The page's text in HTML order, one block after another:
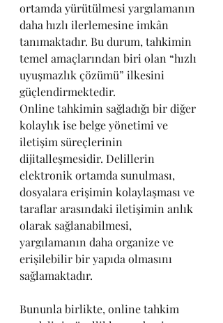
ortamda yürütülmesi yargılamanın
daha hızlı ilerlemesine imkân
tanımaktadır. Bu durum, tahkimin
temel amaçlarından biri olan “hızlı
uyuşmazlık çözümü” ilkesini
güçlendirmektedir.
Online tahkimin sağladığı bir diğer
kolaylık ise belge yönetimi ve
iletişim süreçlerinin
dijitalleşmesidir. Delillerin
elektronik ortamda sunulması,
dosyalara erişimin kolaylaşması ve
taraflar arasındaki iletişimin anlık
olarak sağlanabilmesi,
yargılamanın daha organize ve
erişilebilir bir yapıda olmasını
sağlamaktadır.
Bununla birlikte, online tahkim